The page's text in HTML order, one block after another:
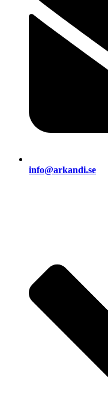
info@arkandi.se